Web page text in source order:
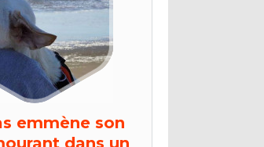
emmène son
dans un